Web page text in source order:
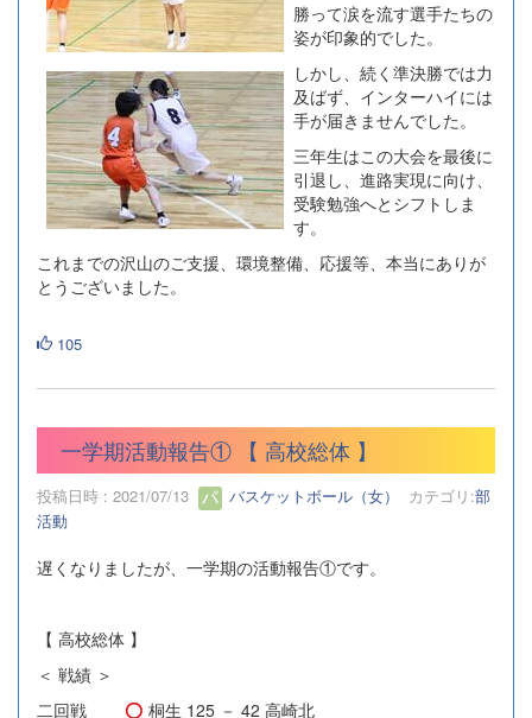
勝って涙を流す選手たちの
姿が印象的でした。
しかし、続く準決勝では力
及ばず、インターハイには
手が届きませんでした。
三年生はこの大会を最後に
引退し、進路実現に向け、
受験勉強へとシフトしま
す。
これまでの沢山のご支援、環境整備、応援等、本当にありが
とうございました。
105
一学期活動報告① 【 高校総体 】
投稿日時 : 2021/07/13 バスケットボール（女） カテゴリ:部
活動
遅くなりましたが、一学期の活動報告①です。
【 高校総体 】
＜ 戦績 ＞
二回戦
桐生 125 － 42 高崎北